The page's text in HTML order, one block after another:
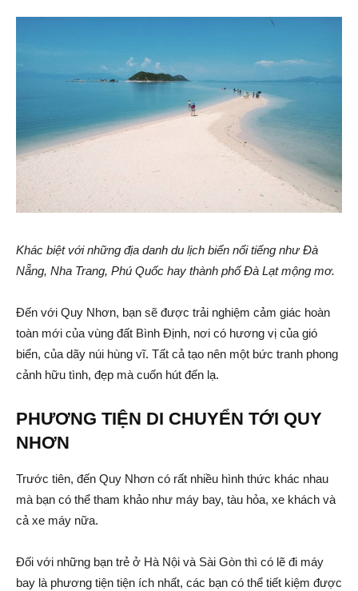
Khác biệt với những địa danh du lịch biển nổi tiếng như Đà
Nẵng, Nha Trang, Phú Quốc hay thành phố Đà Lạt mộng mơ.
Đến với Quy Nhơn, bạn sẽ được trải nghiệm cảm giác hoàn
toàn mới của vùng đất Bình Định, nơi có hương vị của gió
biển, của dãy núi hùng vĩ. Tất cả tạo nên một bức tranh phong
cảnh hữu tình, đẹp mà cuốn hút đến lạ.
PHƯƠNG TIỆN DI CHUYỂN TỚI QUY
NHƠN
Trước tiên, đến Quy Nhơn có rất nhiều hình thức khác nhau
mà bạn có thể tham khảo như máy bay, tàu hỏa, xe khách và
cả xe máy nữa.
Đối với những bạn trẻ ở Hà Nội và Sài Gòn thì có lẽ đi máy
bay là phương tiện tiện ích nhất, các bạn có thể tiết kiệm được